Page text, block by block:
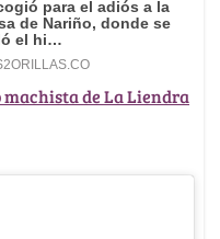
machista de La Liendra